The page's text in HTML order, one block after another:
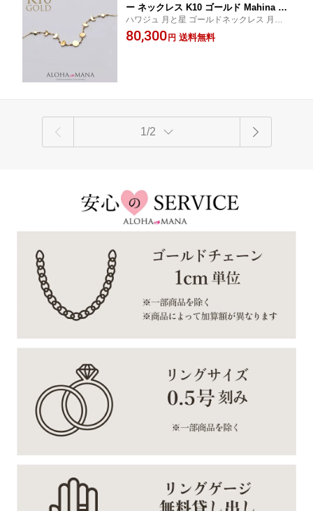
ー ネックレス K10 ゴールド Mahina マ
ヒナ 月の満ち欠け ステーションネック
レス 10金 42cm チェーン一体型 apd21
ハワジュ 月と星 ゴールドネックレス 月の
周期 女性 お守り 鏡面仕上げ 華奢 エレガン
ト 大人可愛い
80,300 円 送料無料
1/2